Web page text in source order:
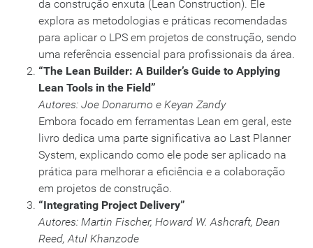
da construção enxuta (Lean Construction). Ele
explora as metodologias e práticas recomendadas
para aplicar o LPS em projetos de construção, sendo
uma referência essencial para profissionais da área.
“The Lean Builder: A Builder’s Guide to Applying
Lean Tools in the Field”
Autores: Joe Donarumo e Keyan Zandy
Embora focado em ferramentas Lean em geral, este
livro dedica uma parte significativa ao Last Planner
System, explicando como ele pode ser aplicado na
prática para melhorar a eficiência e a colaboração
em projetos de construção.
“Integrating Project Delivery”
Autores: Martin Fischer, Howard W. Ashcraft, Dean
Reed, Atul Khanzode